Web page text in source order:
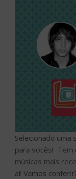
Selecionado uma
para vocês! Tem
músicas mais
ai! Vamos